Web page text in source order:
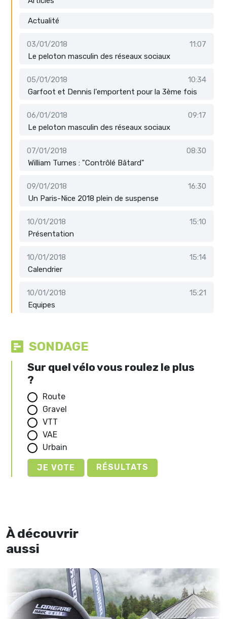
Actualité
03/01/2018
11:07
Le peloton masculin des réseaux sociaux
05/01/2018
10:34
Garfoot et Dennis l'emportent pour la 3ème fois
06/01/2018
09:17
Le peloton masculin des réseaux sociaux
07/01/2018
08:30
William Turnes : "Contrôlé Bâtard"
09/01/2018
16:30
Un Paris-Nice 2018 plein de suspense
10/01/2018
15:10
Présentation
10/01/2018
15:14
Calendrier
10/01/2018
15:21
Equipes
SONDAGE
Sur quel vélo vous roulez le plus
?
Route
Gravel
VTT
VAE
Urbain
RÉSULTATS
À découvrir
aussi